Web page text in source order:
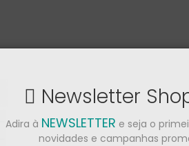
Newsletter
Adira à NEWSLETTER e seja o
novidades e campanhas